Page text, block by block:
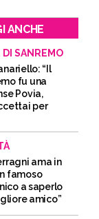
ANCHE
DI SANREMO
“Il
fu una
Povia,
per
ama in
famoso
a saperlo
amico”